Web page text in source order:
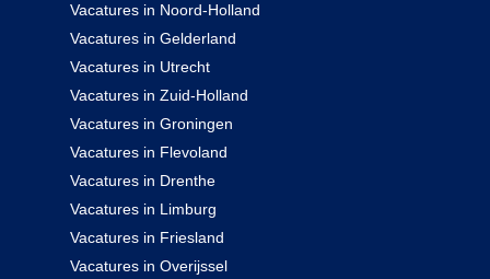
Vacatures in Noord-Holland
Vacatures in Gelderland
Vacatures in Utrecht
Vacatures in Zuid-Holland
Vacatures in Groningen
Vacatures in Flevoland
Vacatures in Drenthe
Vacatures in Limburg
Vacatures in Friesland
Vacatures in Overijssel